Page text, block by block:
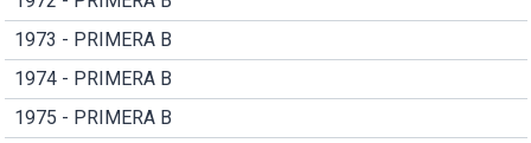
1973 - PRIMERA B
1974 - PRIMERA B
1975 - PRIMERA B